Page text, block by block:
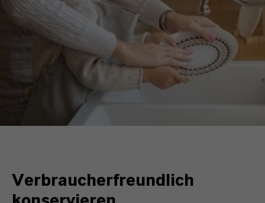
Verbraucherfreundlich